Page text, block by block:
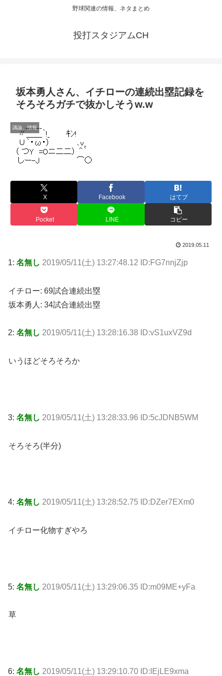
野球関連の情報、ネタまとめ
投打スタジアムCH
坂本勇人さん、イチローの連続出塁記録を
そろそろガチで抜かしそうw.w
議論、情報
X Facebook はてブ
Pocket LINE コピー
2019.05.11
1: 名無し 2019/05/11(土) 13:27:48.12 ID:FG7nnjZjp
イチロー: 69試合連続出塁
坂本勇人: 34試合連続出塁
2: 名無し 2019/05/11(土) 13:28:16.38 ID:vS1uxVZ9d
いうほどそろそろか
3: 名無し 2019/05/11(土) 13:28:33.96 ID:5cJDNB5WM
そろそろ(半分)
4: 名無し 2019/05/11(土) 13:28:52.75 ID:DZer7EXm0
イチロー化物すぎやろ
5: 名無し 2019/05/11(土) 13:29:06.35 ID:m09ME+yFa
草
6: 名無し 2019/05/11(土) 13:29:10.70 ID:IEjLE9xma